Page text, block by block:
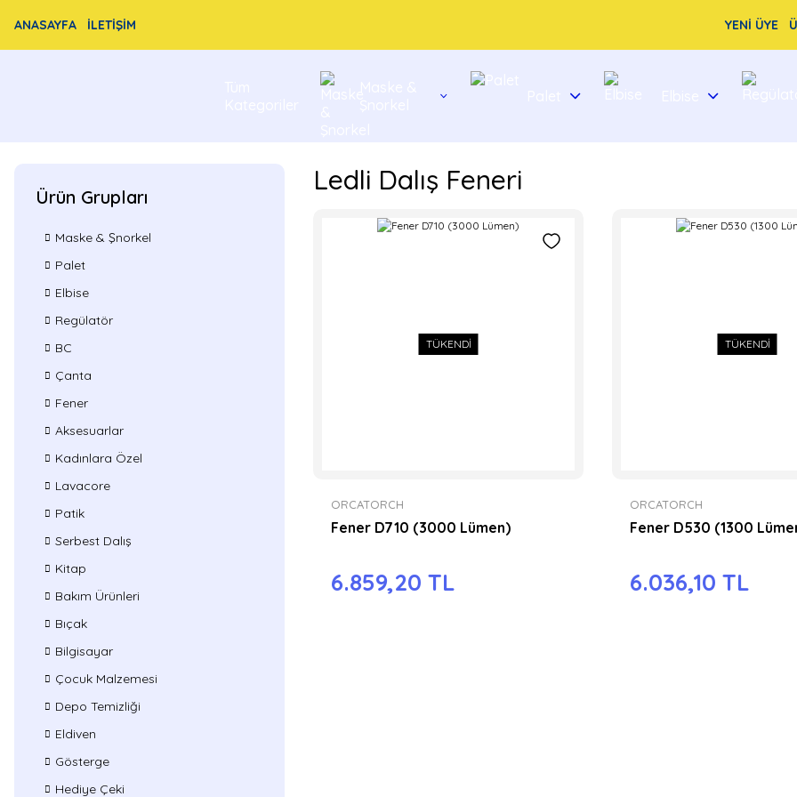
ANASAYFA İLETİŞİM YENİ ÜYE
Ürün Grupları
Maske & Şnorkel
Palet
Elbise
Regülatör
BC
Çanta
Fener
Aksesuarlar
Kadınlara Özel
Lavacore
Patik
Serbest Dalış
Kitap
Bakım Ürünleri
Bıçak
Bilgisayar
Çocuk Malzemesi
Depo Temizliği
Eldiven
Gösterge
Hediye Çeki
Ledli Dalış Feneri
TÜKENDİ
ORCATORCH
Fener D710 (3000 Lümen)
6.859,20 TL
TÜKENDİ
ORCATORCH
Fener D530 (1300
6.036,10 TL